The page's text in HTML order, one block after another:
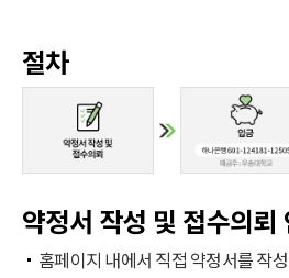
절차
약정서 작성 및 접수의뢰
홈페이지 내에서 직접 약정서를 작